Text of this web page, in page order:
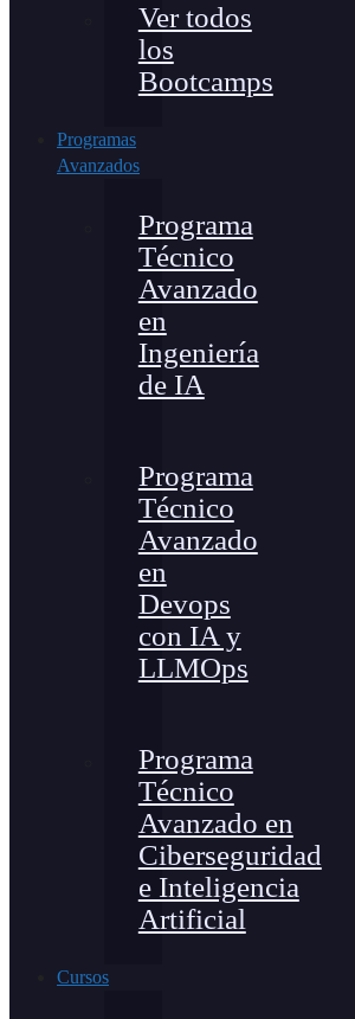
Ver todos
los
Bootcamps
Programas
Avanzados
Programa
Técnico
Avanzado
en
Ingeniería
de IA
Programa
Técnico
Avanzado
en
Devops
con IA y
LLMOps
Programa
Técnico
Avanzado en
Ciberseguridad
e Inteligencia
Artificial
Cursos